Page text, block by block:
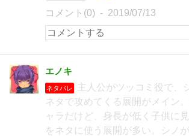
コメント(0) 2019/07/13
エノキ
ネタバレ
主人公がツッコミ役で、
ネタで攻めてくる展開がメイン
ャラだけど、身長が低く子供に
をネタに使う展開が多い。シノ